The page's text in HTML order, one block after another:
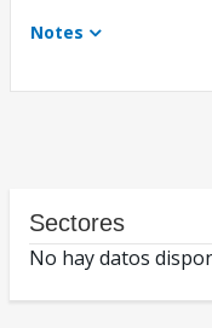
Notes
Sectores
No hay datos